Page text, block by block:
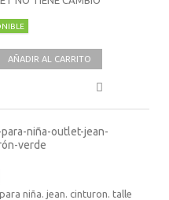
AÑADIR AL CARRITO
niña-outlet-jean-
verde
niña. jean. cinturon. talle